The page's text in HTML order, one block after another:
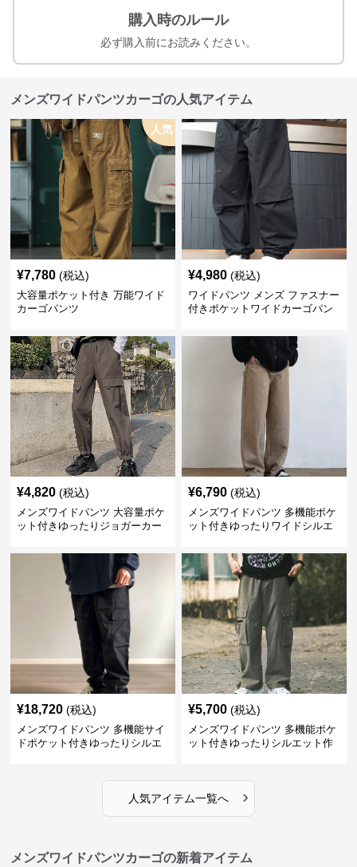
購入時のルール
必ず購入前にお読みください。
メンズワイドパンツカーゴの人気アイテム
人気
¥7,780 (税込)
大容量ポケット付き 万能ワイド
カーゴパンツ
¥4,980 (税込)
ワイドパンツ メンズ ファスナー
付きポケットワイドカーゴパン
¥4,820 (税込)
メンズワイドパンツ 大容量ポケ
ット付きゆったりジョガーカー
¥6,790 (税込)
メンズワイドパンツ 多機能ポケ
ット付きゆったりワイドシルエ
¥18,720 (税込)
メンズワイドパンツ 多機能サイ
ドポケット付きゆったりシルエ
¥5,700 (税込)
メンズワイドパンツ 多機能ポケ
ット付きゆったりシルエット作
人気アイテム一覧へ ›
メンズワイドパンツカーゴの新着アイテム